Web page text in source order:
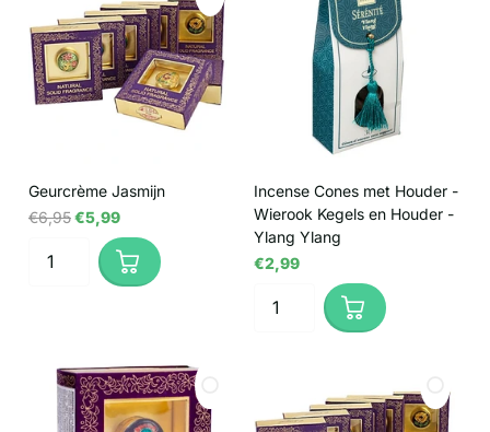
Geurcrème Jasmijn
€6,95€5,99
Incense Cones met Houder -
Wierook Kegels en Houder -
Ylang Ylang
€2,99